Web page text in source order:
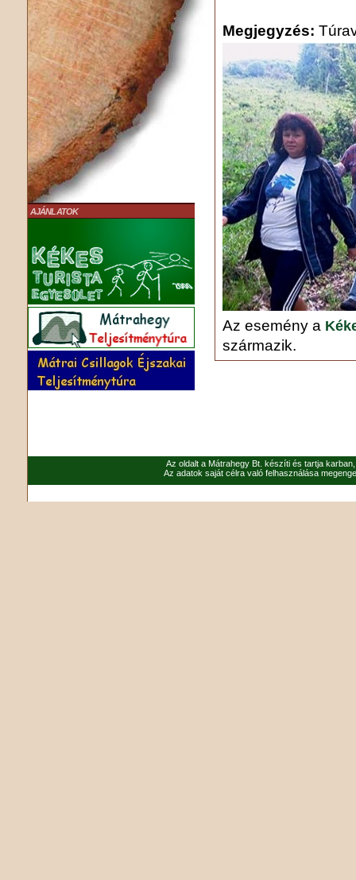
AJÁNLATOK
Megjegyzés:
Az esemény a
származik.
Az oldalt a Mátrahegy Bt. készíti és tartja
Az adatok saját célra való felhasználása